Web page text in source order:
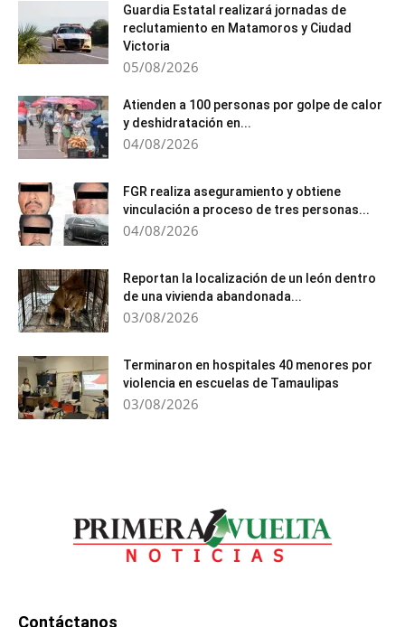
Guardia Estatal realizará jornadas de
reclutamiento en Matamoros y Ciudad
Victoria
05/08/2026
Atienden a 100 personas por golpe de calor
y deshidratación en...
04/08/2026
FGR realiza aseguramiento y obtiene
vinculación a proceso de tres personas...
04/08/2026
Reportan la localización de un león dentro
de una vivienda abandonada...
03/08/2026
Terminaron en hospitales 40 menores por
violencia en escuelas de Tamaulipas
03/08/2026
Contáctanos